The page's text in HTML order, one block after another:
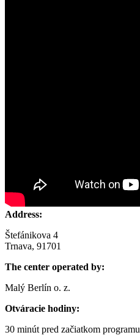
Address:
Štefánikova 4
Trnava, 91701
The center operated by:
Malý Berlín o. z.
Otváracie hodiny:
30 minút pred začiatkom programu